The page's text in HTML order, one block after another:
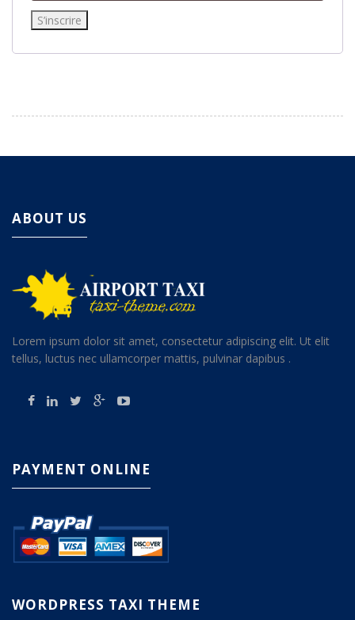
ABOUT US
Lorem ipsum dolor sit amet, consectetur adipiscing elit. Ut elit
tellus, luctus nec ullamcorper mattis, pulvinar dapibus .
PAYMENT ONLINE
WORDPRESS TAXI THEME